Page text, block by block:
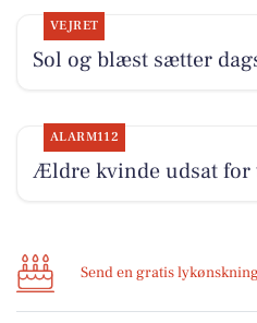
VEJRET
Sol og blæst sætter
ALARM112
Ældre kvinde udsat
Send en gratis